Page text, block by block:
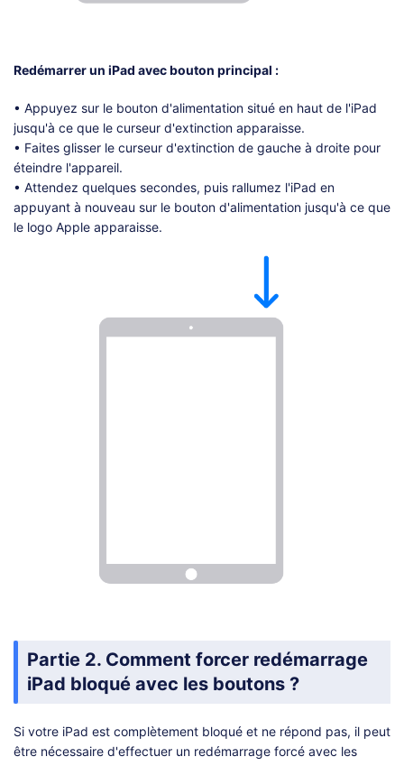
Redémarrer un iPad avec bouton principal :
• Appuyez sur le bouton d'alimentation situé en haut de l'iPad
jusqu'à ce que le curseur d'extinction apparaisse.
• Faites glisser le curseur d'extinction de gauche à droite pour
éteindre l'appareil.
• Attendez quelques secondes, puis rallumez l'iPad en
appuyant à nouveau sur le bouton d'alimentation jusqu'à ce que
le logo Apple apparaisse.
Partie 2. Comment forcer redémarrage
iPad bloqué avec les boutons ?
Si votre iPad est complètement bloqué et ne répond pas, il peut
être nécessaire d'effectuer un redémarrage forcé avec les